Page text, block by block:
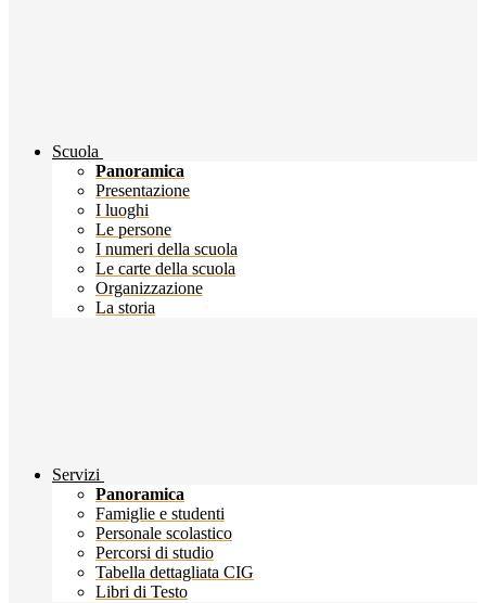
Scuola
Panoramica
Presentazione
I luoghi
Le persone
I numeri della scuola
Le carte della scuola
Organizzazione
La storia
Servizi
Panoramica
Famiglie e studenti
Personale scolastico
Percorsi di studio
Tabella dettagliata CIG
Libri di Testo